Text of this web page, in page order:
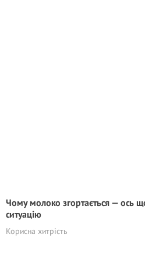
Чому молоко згортається — ось
ситуацію
Корисна хитрість